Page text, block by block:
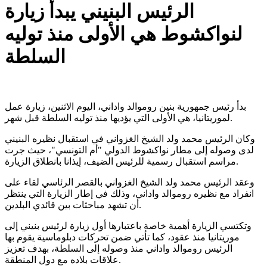
الرئيس البنيني يبدأ زيارة
لنواكشوط هي الأولى منذ توليه
السلطة
بدأ رئيس جمهورية بنين روموالد واداني، اليوم الاثنين، زيارة عمل
لموريتانيا، هي الأولى التي يؤديها منذ توليه السلطة قبل شهر.
وكان الرئيس محمد ولد الشيخ الغزواني في استقبال نظيره البنيني
لدى وصوله إلى مطار نواكشوط الدولي "أم التونسي"، حيث جرت
مراسم استقبال رسمية للرئيس الضيف، إيذانا بانطلاق الزيارة.
وعقد الرئيس محمد ولد الشيخ الغزواني بالقصر الرئاسي لقاء على
انفراد مع نظيره روموالد واداني، وذلك في إطار الزيارة التي ينتظر
أن تشهد مباحثات بين قائدي البلدين.
وتكتسي الزيارة أهمية خاصة باعتبارها أول زيارة لرئيس بنيني إلى
موريتانيا منذ عقود، كما تأتي ضمن تحركات دبلوماسية يقوم بها
الرئيس روموالد واداني منذ وصوله إلى السلطة، بهدف تعزيز
علاقات بلاده مع دول المنطقة.